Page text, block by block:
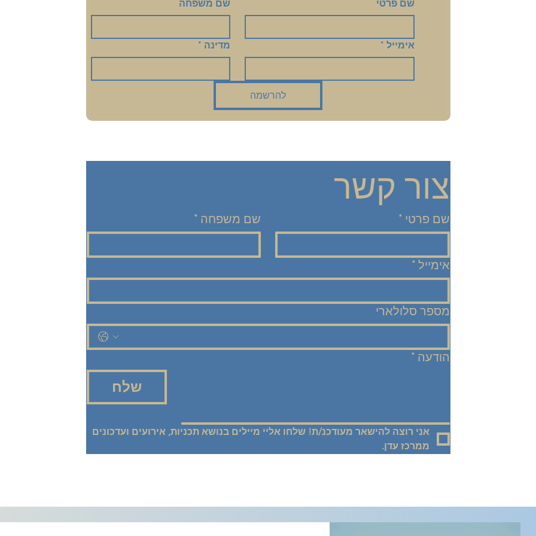
שם פרטי שם משפחה
אימייל * מדינה *
להרשמה
צור קשר
שם פרטי * שם משפחה *
אימייל *
מספר סלולארי
הודעה *
שלח
ממרכז עדן.